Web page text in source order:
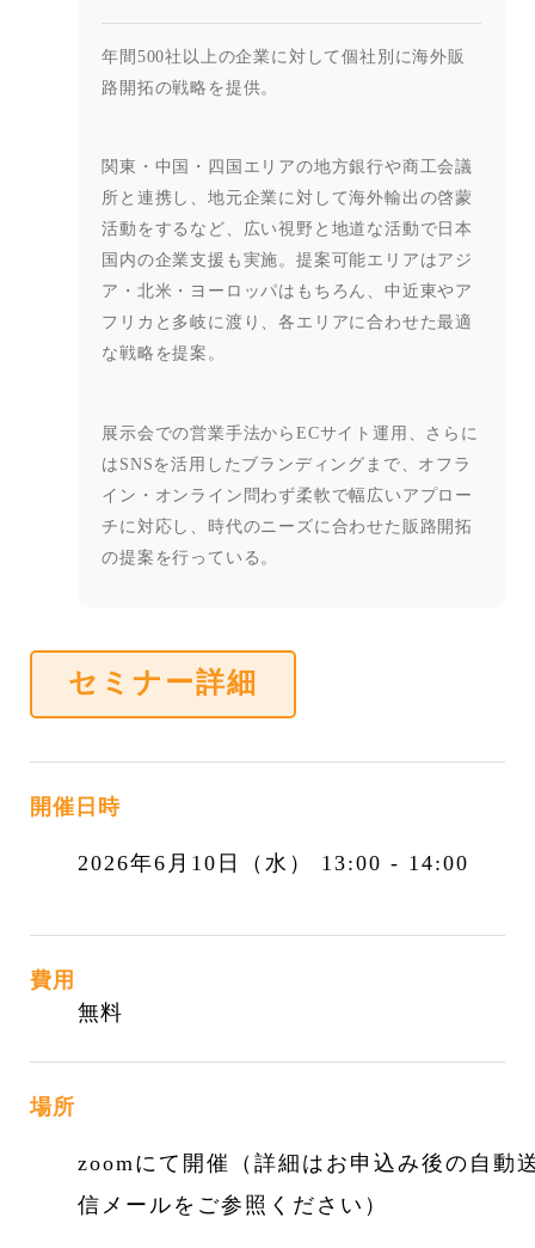
年間 500社以上の企業に対して個社別に海外販
路開拓の戦略を提供。
関東・中国・四国エリアの地方銀行や商工会議
所と連携し、地元企業に対し て海外輸出の啓蒙
活動をするなど、広い視野と地道な活動で日本
国内の企業支援も実施。提案可能エリアはアジ
ア・北米・ヨーロッパはもちろん、中近東やア
フリカと多岐に渡り、各エリアに合わせた最適
な戦略を提案。
展示会での営業手法からECサイト運用、さらに
はSNSを活用したブランディングまで、オフラ
イン・オンライン問わず柔軟で幅広いアプロー
チに対応し、時代のニーズに合わせた販路開拓
の提案を行っている。
セミナー詳細
開催日時
2026年6月10日（水） 13:00 - 14:00
費用
無料
場所
zoomにて開催（詳細はお申込み後の自動
信メールをご参照ください）